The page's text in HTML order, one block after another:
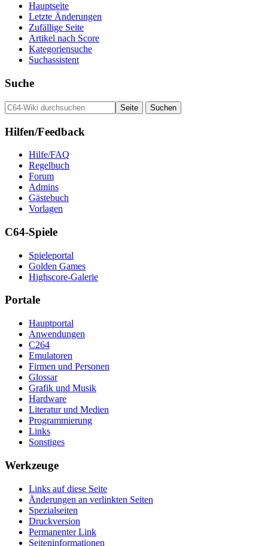
Hauptseite
Letzte Änderungen
Zufällige Seite
Artikel nach Score
Kategoriensuche
Suchassistent
Suche
Hilfen/Feedback
Hilfe/FAQ
Regelbuch
Forum
Admins
Gästebuch
Vorlagen
C64-Spiele
Spieleportal
Golden Games
Highscore-Galerie
Portale
Hauptportal
Anwendungen
C264
Emulatoren
Firmen und Personen
Glossar
Grafik und Musik
Hardware
Literatur und Medien
Programmierung
Links
Sonstiges
Werkzeuge
Links auf diese Seite
Änderungen an verlinkten Seiten
Spezialseiten
Druckversion
Permanenter Link
Seiten­­informationen